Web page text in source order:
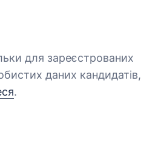
для зареєстрованих
даних кандидатів,
.